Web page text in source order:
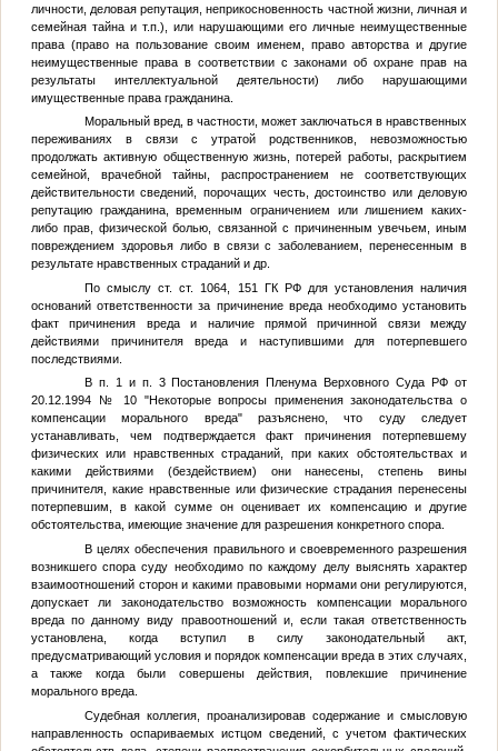
личности, деловая репутация, неприкосновенность частной жизни, личная и
семейная тайна и т.п.), или нарушающими его личные неимущественные
права (право на пользование своим именем, право авторства и другие
неимущественные права в соответствии с законами об охране прав на
результаты интеллектуальной деятельности) либо нарушающими
имущественные права гражданина.
Моральный вред, в частности, может заключаться в нравственных
переживаниях в связи с утратой родственников, невозможностью
продолжать активную общественную жизнь, потерей работы, раскрытием
семейной, врачебной тайны, распространением не соответствующих
действительности сведений, порочащих честь, достоинство или деловую
репутацию гражданина, временным ограничением или лишением каких-
либо прав, физической болью, связанной с причиненным увечьем, иным
повреждением здоровья либо в связи с заболеванием, перенесенным в
результате нравственных страданий и др.
По смыслу ст. ст. 1064, 151 ГК РФ для установления наличия
оснований ответственности за причинение вреда необходимо установить
факт причинения вреда и наличие прямой причинной связи между
действиями причинителя вреда и наступившими для потерпевшего
последствиями.
В п. 1 и п. 3 Постановления Пленума Верховного Суда РФ от
20.12.1994 № 10 "Некоторые вопросы применения законодательства о
компенсации морального вреда" разъяснено, что суду следует
устанавливать, чем подтверждается факт причинения потерпевшему
физических или нравственных страданий, при каких обстоятельствах и
какими действиями (бездействием) они нанесены, степень вины
причинителя, какие нравственные или физические страдания перенесены
потерпевшим, в какой сумме он оценивает их компенсацию и другие
обстоятельства, имеющие значение для разрешения конкретного спора.
В целях обеспечения правильного и своевременного разрешения
возникшего спора суду необходимо по каждому делу выяснять характер
взаимоотношений сторон и какими правовыми нормами они регулируются,
допускает ли законодательство возможность компенсации морального
вреда по данному виду правоотношений и, если такая ответственность
установлена, когда вступил в силу законодательный акт,
предусматривающий условия и порядок компенсации вреда в этих случаях,
а также когда были совершены действия, повлекшие причинение
морального вреда.
Судебная коллегия, проанализировав содержание и смысловую
направленность оспариваемых истцом сведений, с учетом фактических